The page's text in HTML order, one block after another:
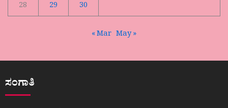
28
29 30
« Mar May »
ಸಂಗಾತಿ